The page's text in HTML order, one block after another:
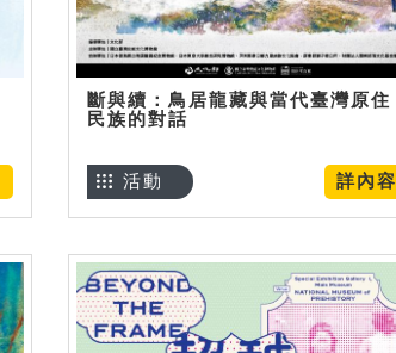
斷與續：鳥居龍藏與當代臺灣原住
民族的對話
詳內容
活動